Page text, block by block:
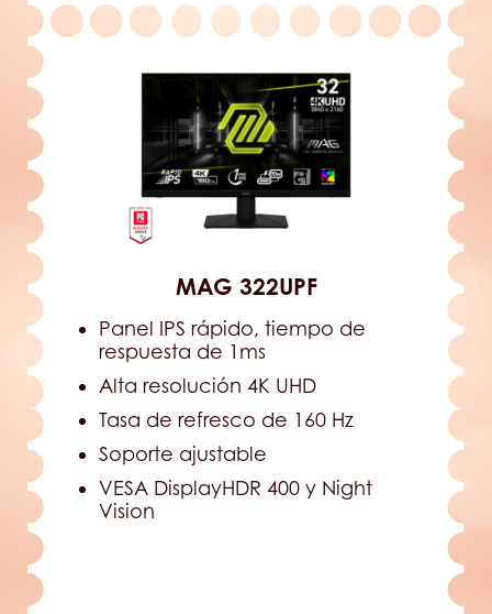
MAG 322UPF
Panel IPS rápido, tiempo de
respuesta de 1ms
Alta resolución 4K UHD
Tasa de refresco de 160 Hz
Soporte ajustable
VESA DisplayHDR 400 y Night
Vision